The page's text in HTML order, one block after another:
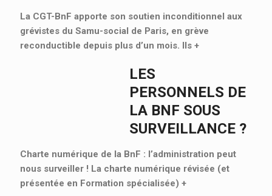
La CGT-BnF apporte son soutien inconditionnel aux
grévistes du Samu-social de Paris, en grève
reconductible depuis plus d’un mois. Ils +
LES
PERSONNELS DE
LA BNF SOUS
SURVEILLANCE ?
Charte numérique de la BnF : l’administration peut
nous surveiller ! La charte numérique révisée (et
présentée en Formation spécialisée) +